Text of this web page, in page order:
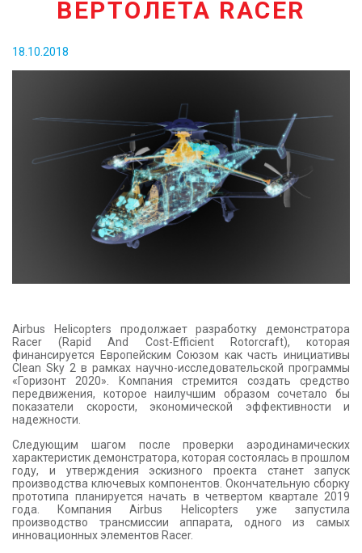
КОНТАКТЫ
ВЕРТОЛЕТА RACER
18.10.2018
Airbus Helicopters продолжает разработку демонстратора
Racer (Rapid And Cost-Efficient Rotorcraft), которая
финансируется Европейским Союзом как часть инициативы
Clean Sky 2 в рамках научно-исследовательской программы
«Горизонт 2020». Компания стремится создать средство
передвижения, которое наилучшим образом сочетало бы
показатели скорости, экономической эффективности и
надежности.
Следующим шагом после проверки аэродинамических
характеристик демонстратора, которая состоялась в прошлом
году, и утверждения эскизного проекта станет запуск
производства ключевых компонентов. Окончательную сборку
прототипа планируется начать в четвертом квартале 2019
года. Компания Airbus Helicopters уже запустила
производство трансмиссии аппарата, одного из самых
инновационных элементов Racer.